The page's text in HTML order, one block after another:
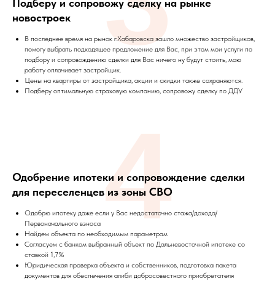
Подберу и сопровожу сделку на рынке
новостроек
В последнее время на рынок г.Хабаровска зашло множество застройщиков,
помогу выбрать подходящее предложение для Вас, при этом мои услуги по
подбору и сопровождению сделки для Вас ничего ну будут стоить, мою
работу оплачивает застройщик.
Цены на квартиры от застройщика, акции и скидки также сохраняются.
Подберу оптимальную страховую компанию, сопровожу сделку по ДДУ
Одобрение ипотеки и сопровождение сделки
для переселенцев из зоны СВО
Одобрю ипотеку даже если у Вас недостаточно стажа/дохода/
Первоначального взноса
Найдем объекта по необходимым параметрам
Согласуем с банком выбранный объект по Дальневосточной ипотеке со
ставкой 1,7%
Юридическая проверка объекта и собственников, подготовка пакета
документов для обеспечения алиби добросовестного приобретателя
4